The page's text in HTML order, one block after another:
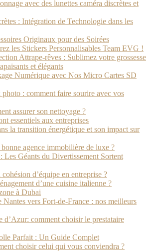
avec des lunettes caméra discrètes et
: Intégration de Technologie dans les
Originaux pour des Soirées
les Stickers Personnalisables Team EVG !
Attrape-rêves : Sublimez votre grossesse
et élégants
Numérique avec Nos Micro Cartes SD
photo : comment faire sourire avec vos
assurer son nettoyage ?
essentiels aux entreprises
la transition énergétique et son impact sur
agence immobilière de luxe ?
Les Géants du Divertissement Sortent
d’équipe en entreprise ?
d’une cuisine italienne ?
à Dubai
Nantes vers Fort-de-France : nos meilleurs
d’Azur: comment choisir le prestataire
Parfait : Un Guide Complet
choisir celui qui vous conviendra ?